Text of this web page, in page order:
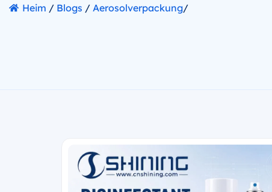
Heim / Blogs / Aerosolverpackung/